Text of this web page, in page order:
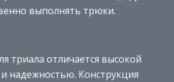
выполнять трюки.
триала отличается высокой
надежностью. Конструкция